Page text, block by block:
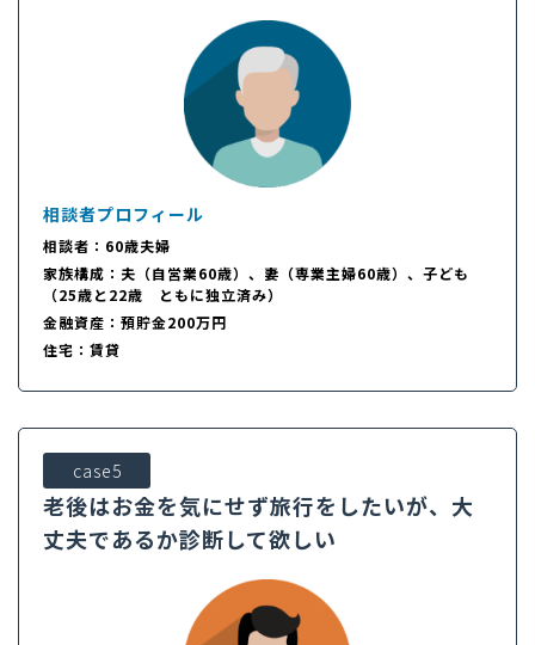
相談者プロフィール
相談者：60歳夫婦
家族構成：夫（自営業60歳）、妻（専業主婦60歳）、子ども
（25歳と22歳 ともに独立済み）
金融資産：預貯金200万円
住宅：賃貸
老後はお金を気にせず旅行をしたいが、大
丈夫であるか診断して欲しい
case5